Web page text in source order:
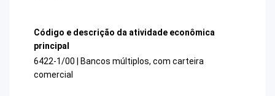
Código e descrição da atividade econômica
principal
6422-1/00 | Bancos múltiplos, com carteira
comercial